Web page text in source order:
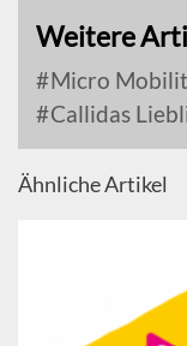
Weitere
Micro
Callidas
Ähnliche Artikel